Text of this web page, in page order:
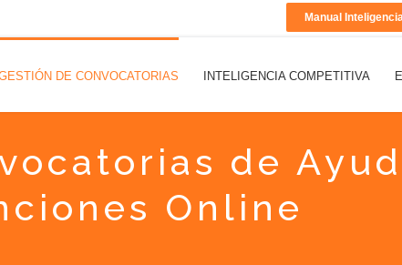
Manual
DE CONVOCATORIAS INTELIGENCIA COMPETITIVA
de
Online